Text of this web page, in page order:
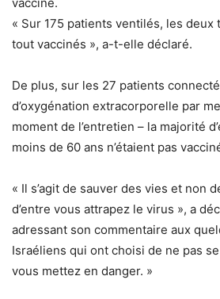
« Sur 175 patients ventilés, les deux
tout vaccinés », a-t-elle déclaré.
De plus, sur les 27 patients
d’oxygénation extracorporelle par
moment de l’entretien – la majorité
moins de 60 ans n’étaient pas
« Il s’agit de sauver des vies et non
d’entre vous attrapez le virus », a
adressant son commentaire aux
Israéliens qui ont choisi de ne pas
vous mettez en danger. »